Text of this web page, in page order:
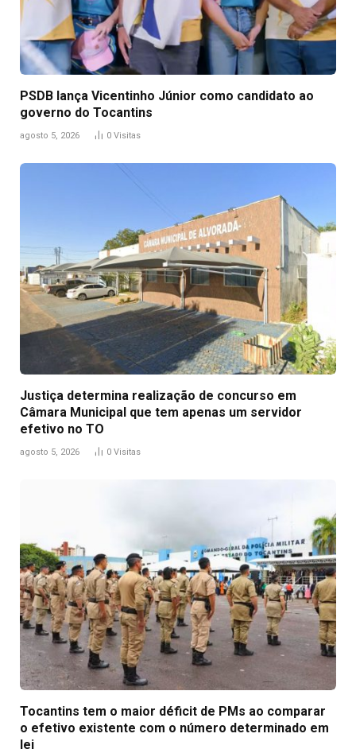
PSDB lança Vicentinho Júnior como candidato ao
governo do Tocantins
agosto 5, 2026 0 Visitas
Justiça determina realização de concurso em
Câmara Municipal que tem apenas um servidor
efetivo no TO
agosto 5, 2026 0 Visitas
Tocantins tem o maior déficit de PMs ao comparar
o efetivo existente com o número determinado em
lei